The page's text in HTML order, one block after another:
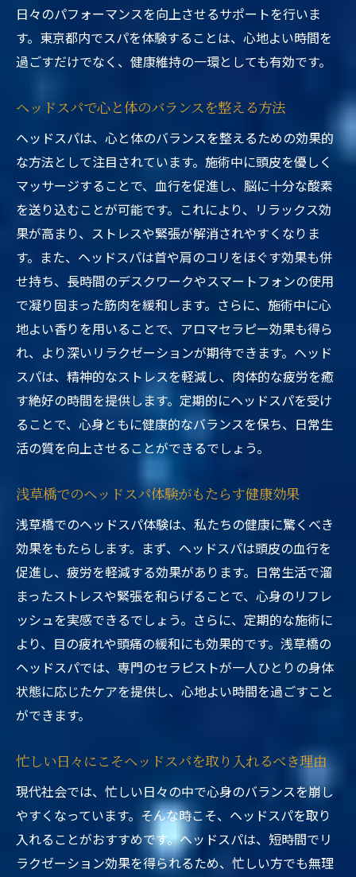
日々のパフォーマンスを向上させるサポートを行いま
す。東京都内でスパを体験することは、心地よい時間を
過ごすだけでなく、健康維持の一環としても有効です。
ヘッドスパで心と体のバランスを整える方法
ヘッドスパは、心と体のバランスを整えるための効果的
な方法として注目されています。施術中に頭皮を優しく
マッサージすることで、血行を促進し、脳に十分な酸素
を送り込むことが可能です。これにより、リラックス効
果が高まり、ストレスや緊張が解消されやすくなりま
す。また、ヘッドスパは首や肩のコリをほぐす効果も併
せ持ち、長時間のデスクワークやスマートフォンの使用
で凝り固まった筋肉を緩和します。さらに、施術中に心
地よい香りを用いることで、アロマセラピー効果も得ら
れ、より深いリラクゼーションが期待できます。ヘッド
スパは、精神的なストレスを軽減し、肉体的な疲労を癒
す絶好の時間を提供します。定期的にヘッドスパを受け
ることで、心身ともに健康的なバランスを保ち、日常生
活の質を向上させることができるでしょう。
浅草橋でのヘッドスパ体験がもたらす健康効果
浅草橋でのヘッドスパ体験は、私たちの健康に驚くべき
効果をもたらします。まず、ヘッドスパは頭皮の血行を
促進し、疲労を軽減する効果があります。日常生活で溜
まったストレスや緊張を和らげることで、心身のリフレ
ッシュを実感できるでしょう。さらに、定期的な施術に
より、目の疲れや頭痛の緩和にも効果的です。浅草橋の
ヘッドスパでは、専門のセラピストが一人ひとりの身体
状態に応じたケアを提供し、心地よい時間を過ごすこと
ができます。
忙しい日々にこそヘッドスパを取り入れるべき理由
現代社会では、忙しい日々の中で心身のバランスを崩し
やすくなっています。そんな時こそ、ヘッドスパを取り
入れることがおすすめです。ヘッドスパは、短時間でリ
ラクゼーション効果を得られるため、忙しい方でも無理